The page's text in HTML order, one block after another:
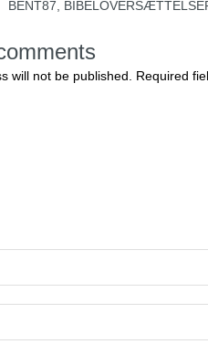
BENT87
will not be published. Required